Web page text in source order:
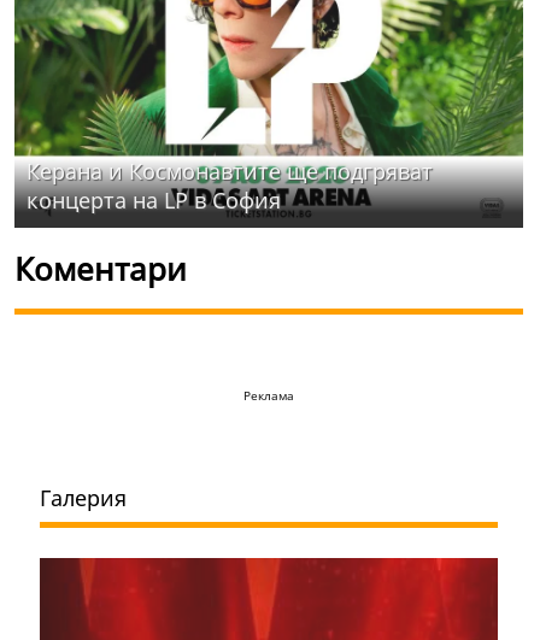
Керана и Космонавтите ще подгряват
концерта на LP в София
Коментари
Реклама
Галерия